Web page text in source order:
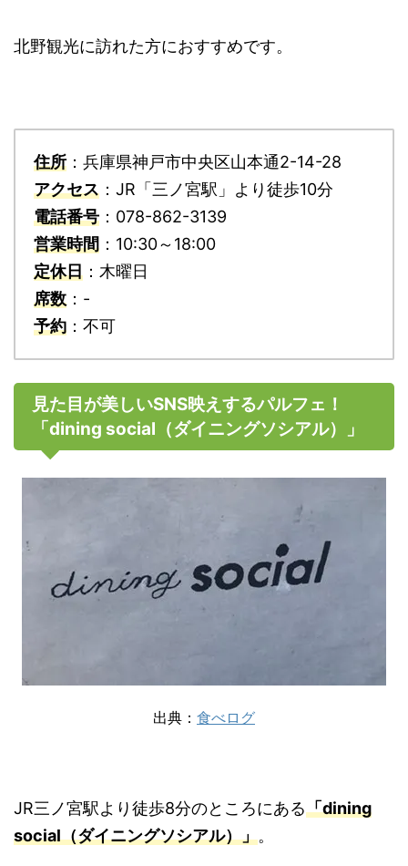
北野観光に訪れた方におすすめです。
住所 ：兵庫県神戸市中央区山本通2-14-28
アクセス ：JR「三ノ宮駅」より徒歩10分
電話番号 ：078-862-3139
営業時間 ：10:30～18:00
定休日 ：木曜日
席数 ：-
予約 ：不可
見た目が美しいSNS映えするパルフェ！
「dining social（ダイニングソシアル）」
出典： 食べログ
JR三ノ宮駅より徒歩8分のところにある「dining
social（ダイニングソシアル）」。